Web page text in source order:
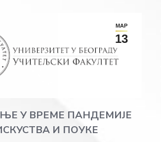
МАР
13
У ВРЕМЕ ПАНДЕМИЈЕ
И ПОУКЕ